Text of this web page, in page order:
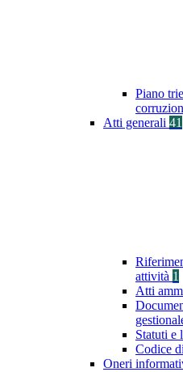
Piano
Atti generali 41
attività 1
Atti
Statuti e
Codice
Oneri